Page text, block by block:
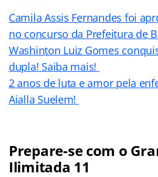
Camila Assis Fernandes foi
no concurso da Prefeitura de
Washinton Luiz Gomes
dupla! Saiba mais!
2 anos de luta e amor pela
Aialla Suelem!
Prepare-se com o
Ilimitada 11